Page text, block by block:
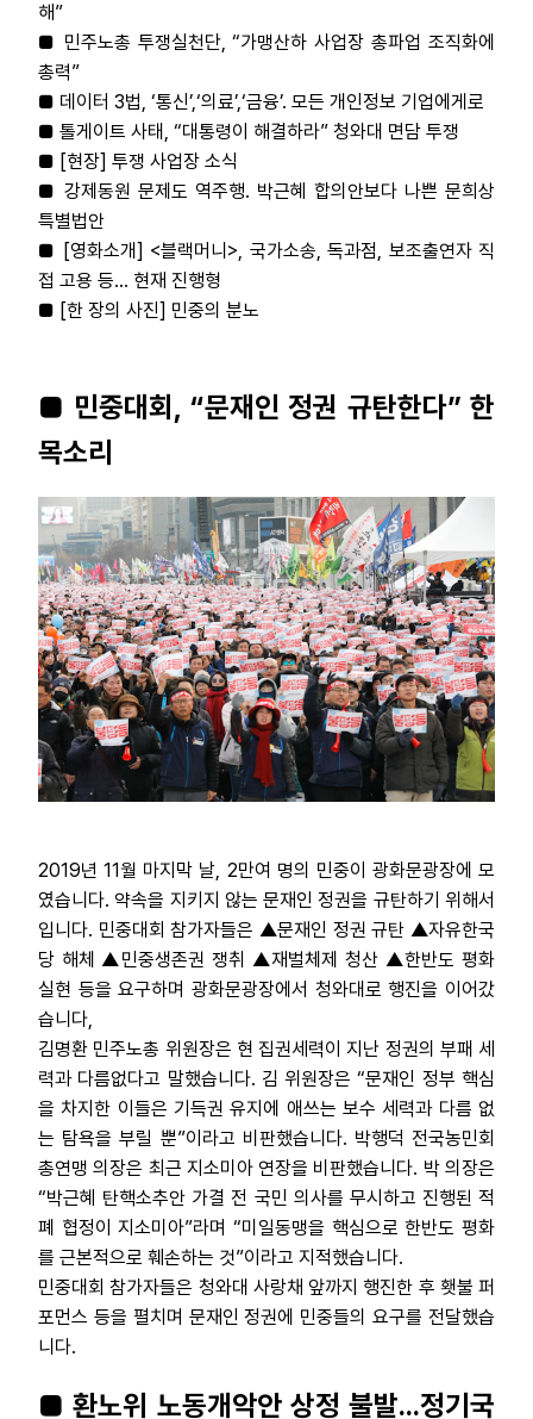
해”
■ 민주노총 투쟁실천단, “가맹산하 사업장 총파업 조직화에
총력”
■ 데이터 3법, ‘통신’,‘의료’,‘금융’. 모든 개인정보 기업에게로
■ 톨게이트 사태, “대통령이 해결하라” 청와대 면담 투쟁
■ [현장] 투쟁 사업장 소식
■ 강제동원 문제도 역주행. 박근혜 합의안보다 나쁜 문희상
특별법안
■ [영화소개] <블랙머니>, 국가소송, 독과점, 보조출연자 직
접 고용 등... 현재 진행형
■ [한 장의 사진] 민중의 분노
■ 민중대회, “문재인 정권 규탄한다” 한
목소리
2019년 11월 마지막 날, 2만여 명의 민중이 광화문광장에 모
였습니다. 약속을 지키지 않는 문재인 정권을 규탄하기 위해서
입니다. 민중대회 참가자들은 ▲문재인 정권 규탄 ▲자유한국
당 해체 ▲민중생존권 쟁취 ▲재벌체제 청산 ▲한반도 평화
실현 등을 요구하며 광화문광장에서 청와대로 행진을 이어갔
습니다,
김명환 민주노총 위원장은 현 집권세력이 지난 정권의 부패 세
력과 다름없다고 말했습니다. 김 위원장은 “문재인 정부 핵심
을 차지한 이들은 기득권 유지에 애쓰는 보수 세력과 다름 없
는 탐욕을 부릴 뿐”이라고 비판했습니다. 박행덕 전국농민회
총연맹 의장은 최근 지소미아 연장을 비판했습니다. 박 의장은
“박근혜 탄핵소추안 가결 전 국민 의사를 무시하고 진행된 적
폐 협정이 지소미아”라며 “미일동맹을 핵심으로 한반도 평화
를 근본적으로 훼손하는 것”이라고 지적했습니다.
민중대회 참가자들은 청와대 사랑채 앞까지 행진한 후 횃불 퍼
포먼스 등을 펼치며 문재인 정권에 민중들의 요구를 전달했습
니다.
■ 환노위 노동개악안 상정 불발...정기국